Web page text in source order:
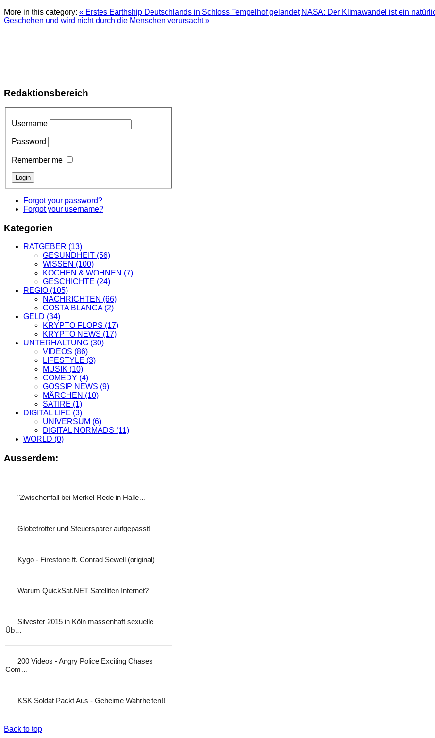
More in this category: « Erstes Earthship Deutschlands in Schloss Tempelhof gelandet NASA: Der Klimawandel ist ein
Geschehen und wird nicht durch die Menschen verursacht »
Redaktionsbereich
Username
Password
Remember me
Forgot your password?
Forgot your username?
Kategorien
RATGEBER (13)
GESUNDHEIT (56)
WISSEN (100)
KOCHEN & WOHNEN (7)
GESCHICHTE (24)
REGIO (105)
NACHRICHTEN (66)
COSTA BLANCA(2)
GELD (34)
KRYPTO FLOPS (17)
KRYPTO NEWS (17)
UNTERHALTUNG (30)
VIDEOS (86)
LIFESTYLE (3)
MUSIK (10)
COMEDY (4)
GOSSIP NEWS (9)
MÄRCHEN (10)
SATIRE (1)
DIGITAL LIFE (3)
UNIVERSUM (6)
DIGITAL NORMADS (11)
WORLD (0)
Ausserdem:
"Zwischenfall bei Merkel-Rede in Halle…
Globetrotter und Steuersparer aufgepasst!
Kygo - Firestone ft. Conrad Sewell (original)
Warum QuickSat.NET Satelliten Internet?
Silvester 2015 in Köln massenhaft sexuelle
Üb…
200 Videos - Angry Police Exciting Chases
Com…
KSK Soldat Packt Aus - Geheime Wahrheiten!!
Back to top